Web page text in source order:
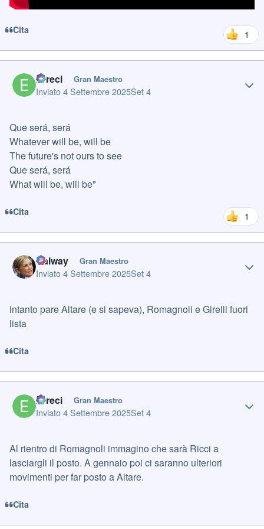
Cita 1
Erreci Gran Maestro
Inviato4 Settembre 2025Set 4
Que será, será
Whatever will be, will be
The future's not ours to see
Que será, será
What will be, will be"
Cita 1
Galway Gran Maestro
Inviato4 Settembre 2025Set 4
intanto pare Altare (e si sapeva), Romagnoli e Girelli fuori
lista
Cita
Erreci Gran Maestro
Inviato4 Settembre 2025Set 4
Al rientro di Romagnoli immagino che sarà Ricci a
lasciargli il posto. A gennaio poi ci saranno ulteriori
movimenti per far posto a Altare.
Cita